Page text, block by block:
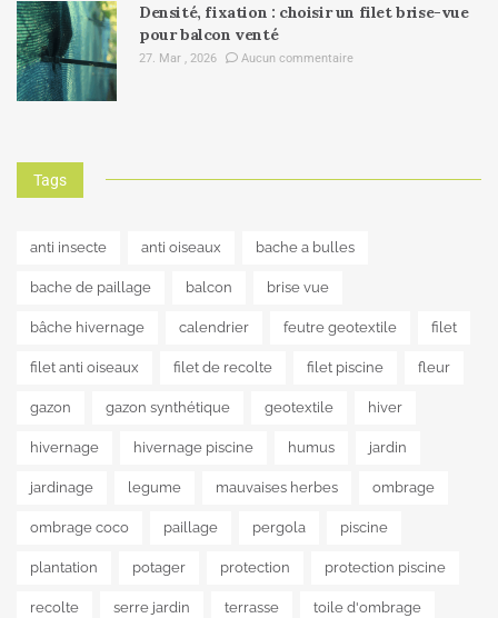
Densité, fixation : choisir un filet brise-vue
pour balcon venté
27. Mar , 2026 Aucun commentaire
Tags
anti insecte anti oiseaux bache a bulles
bache de paillage balcon brise vue
bâche hivernage calendrier feutre geotextile filet
filet anti oiseaux filet de recolte filet piscine fleur
gazon gazon synthétique geotextile hiver
hivernage hivernage piscine humus jardin
jardinage legume mauvaises herbes ombrage
ombrage coco paillage pergola piscine
plantation potager protection protection piscine
recolte serre jardin terrasse toile d'ombrage